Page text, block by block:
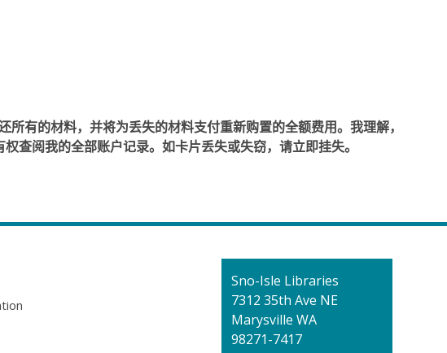
有的材料，并将为丢失的材料支付重新购置的全额费用。我理解，
查阅我的全部账户记录。如卡片丢失或失窃，请立即挂失。
Contact
the
Library
Sno-Isle Libraries
7312 35th Ave NE
Marysville WA
98271-7417